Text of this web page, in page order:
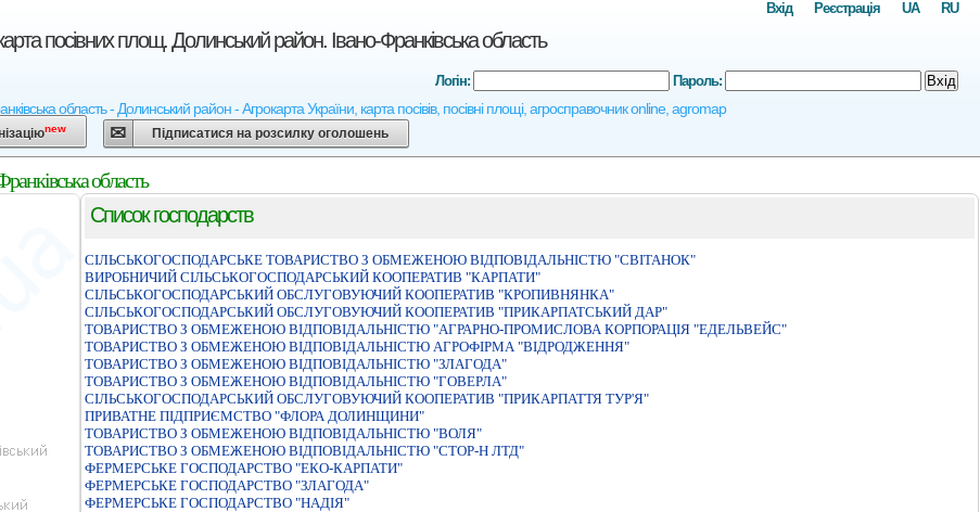
посівних площ. Долинський район. Івано-Франківська область
область - Долинський район - Агрокарта України, карта посівів, посівні площі, агросправочник online, agromap
RU
UA
Реєстрація
Вхід
Логін: Пароль: Вхід
new Підписатися на розсилку оголошень
область
Список господарств
СІЛЬСЬКОГОСПОДАРСЬКЕ ТОВАРИСТВО З ОБМЕЖЕНОЮ ВІДПОВІДАЛЬНІСТЮ "СВІТАНОК"
ВИРОБНИЧИЙ СIЛЬСЬКОГОСПОДАРСЬКИЙ КООПЕРАТИВ "КАРПАТИ"
СІЛЬСЬКОГОСПОДАРСЬКИЙ ОБСЛУГОВУЮЧИЙ КООПЕРАТИВ "КРОПИВНЯНКА"
СІЛЬСЬКОГОСПОДАРСЬКИЙ ОБСЛУГОВУЮЧИЙ КООПЕРАТИВ "ПРИКАРПАТСЬКИЙ ДАР"
ТОВАРИСТВО З ОБМЕЖЕНОЮ ВІДПОВІДАЛЬНІСТЮ "АГРАРНО-ПРОМИСЛОВА КОРПОРАЦІЯ "ЕДЕЛЬВЕЙС"
ТОВАРИСТВО З ОБМЕЖЕНОЮ ВІДПОВІДАЛЬНІСТЮ АГРОФІРМА "ВІДРОДЖЕННЯ"
ТОВАРИСТВО З ОБМЕЖЕНОЮ ВIДПОВIДАЛЬНIСТЮ "ЗЛАГОДА"
ТОВАРИСТВО З ОБМЕЖЕНОЮ ВІДПОВІДАЛЬНІСТЮ "ГОВЕРЛА"
СІЛЬСЬКОГОСПОДАРСЬКИЙ ОБСЛУГОВУЮЧИЙ КООПЕРАТИВ "ПРИКАРПАТТЯ ТУР'Я"
ПРИВАТНЕ ПІДПРИЄМСТВО "ФЛОРА ДОЛИНЩИНИ"
ТОВАРИСТВО З ОБМЕЖЕНОЮ ВIДПОВIДАЛЬНIСТЮ "ВОЛЯ"
ТОВАРИСТВО З ОБМЕЖЕНОЮ ВІДПОВІДАЛЬНІСТЮ "СТОР-Н ЛТД"
ФЕРМЕРСЬКЕ ГОСПОДАРСТВО "ЕКО-КАРПАТИ"
ФЕРМЕРСЬКЕ ГОСПОДАРСТВО "ЗЛАГОДА"
ФЕРМЕРСЬКЕ ГОСПОДАРСТВО "НАДIЯ"